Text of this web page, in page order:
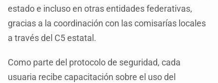
estado e incluso en otras entidades federativas,
gracias a la coordinación con las comisarías locales
a través del C5 estatal.
Como parte del protocolo de seguridad, cada
usuaria recibe capacitación sobre el uso del